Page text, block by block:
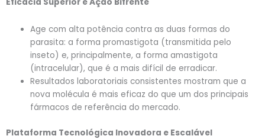
Eficácia Superior e Ação Bifrente
Age com alta potência contra as duas formas do
parasita: a forma promastigota (transmitida pelo
inseto) e, principalmente, a forma amastigota
(intracelular), que é a mais difícil de erradicar.
Resultados laboratoriais consistentes mostram que a
nova molécula é mais eficaz do que um dos principais
fármacos de referência do mercado.
Plataforma Tecnológica Inovadora e Escalável